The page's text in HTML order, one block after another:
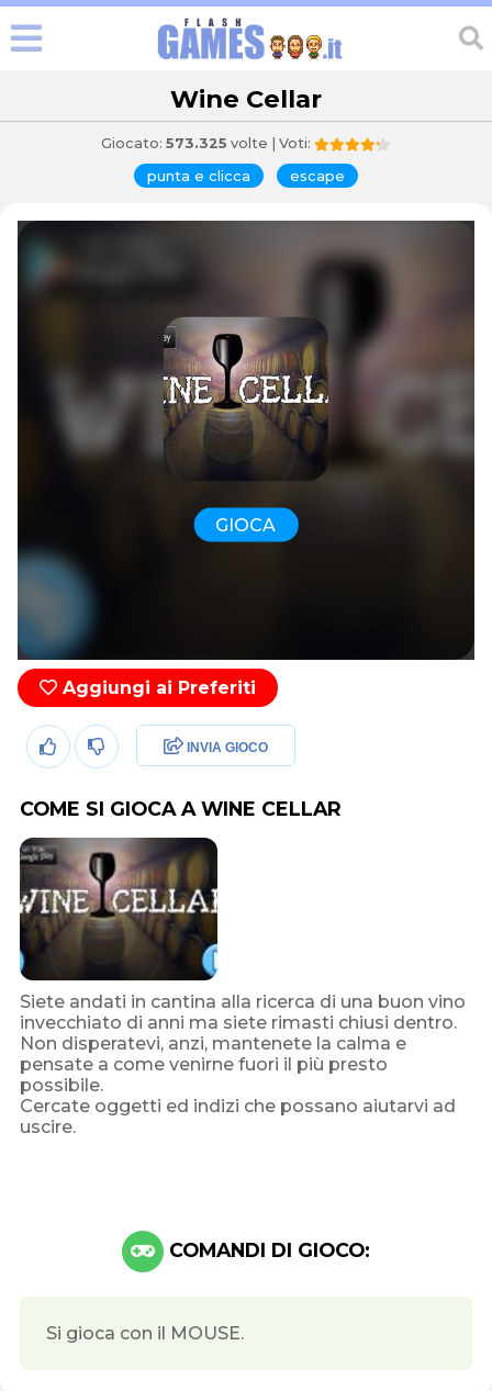
Wine Cellar
Giocato: 573.325 volte | Voti:
punta e clicca escape
GIOCA
Aggiungi ai Preferiti
INVIA GIOCO
COME SI GIOCA A WINE CELLAR
Siete andati in cantina alla ricerca di una buon vino
invecchiato di anni ma siete rimasti chiusi dentro.
Non disperatevi, anzi, mantenete la calma e
pensate a come venirne fuori il più presto
possibile.
Cercate oggetti ed indizi che possano aiutarvi ad
uscire.
COMANDI DI GIOCO:
Si gioca con il MOUSE.